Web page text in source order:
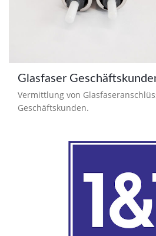
Glasfaser
Vermittlung von
Geschäftskunden.